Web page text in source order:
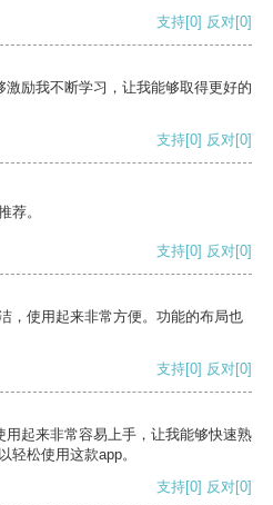
支持[0] 反对[0]
励我不断学习，让我能够取得更好的
支持[0] 反对[0]
荐。
支持[0] 反对[0]
，使用起来非常方便。功能的布局也
支持[0] 反对[0]
起来非常容易上手，让我能够快速熟
轻松使用这款app。
支持[0] 反对[0]